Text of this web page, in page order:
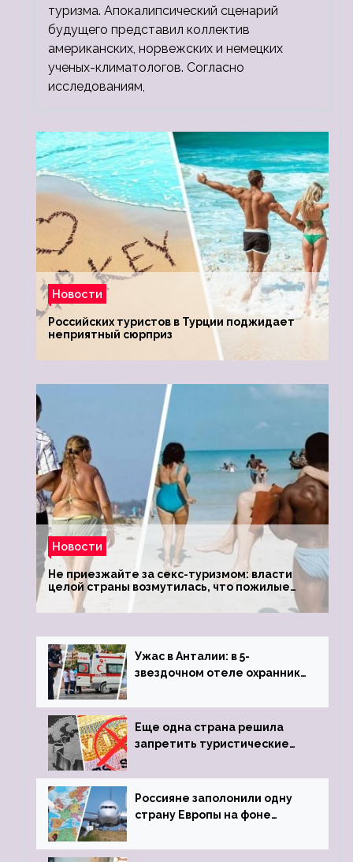
туризма. Апокалипсический сценарий
будущего представил коллектив
американских, норвежских и немецких
ученых-климатологов. Согласно
исследованиям,
Новости
Российских туристов в Турции поджидает
неприятный сюрприз
Новости
Не приезжайте за секс-туризмом: власти
целой страны возмутилась, что пожилые
туристки массово едут к ним, чтобы
обзавестись молодыми любовниками
Ужас в Анталии: в 5-
звездочном отеле охранник
пистолета
Еще одна страна решила
запретить туристические
Россияне заполонили одну
страну Европы на фоне
виз